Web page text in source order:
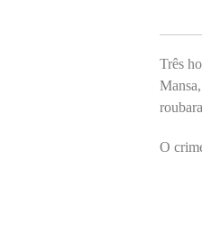
Três
Mansa
O